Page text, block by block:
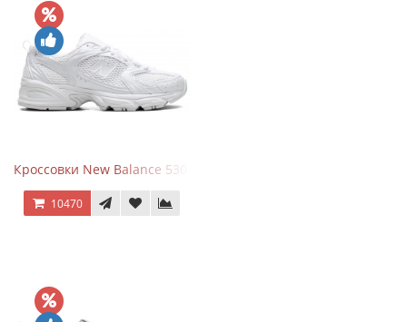
Кроссовки New Balance 530 Total White Silver
10470